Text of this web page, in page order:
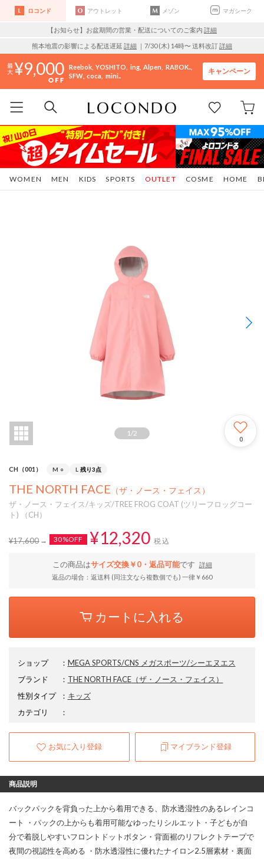
ロコンド アウトレット メゾン マガシーク
【お知らせ】お盆期間の営業・配送についてのご案内 詳細
熊本地震の影響による配送遅延 詳細 ｜7/30 (木) 14時〜 送料改訂詳細
9,000 Reebok YOSHITO ing Alpen
RABOK..
SFW coca mini..
キャンペーン
WOMEN MEN KIDS SPORTS COSME HOME
OUTLET
1 /2
0
CH（001） M ○ L 残り3点
THE NORTH FACE （ザ・ノース・フェイス）
ザ・ノース・フェイス/キッズ/TREE FROG COAT (ツリーフロッグコー
ト) （CH）
¥17,600 30%OFF ¥12,320 税込
この商品はサイズ交換￥0・返品可能です
詳細
返品の場合：返送料 (同注文なら複数個でも) 一律￥660
カートに入れる
ショップ ： MEGA SPORTS/CNS メガスポーツ/シーエヌエス
ブランド
： THE NORTH FACE（ザ・ノース・フェイス）
性別タイプ
： キッズ
カテゴリ
：
お気に入り登録 マイブランド登録
商品説明
バックパックを背負った上から着用できる、防水透湿性のあるレインコ
ート ・パックの上からも着用可能なゆったりシルエット・子どもが自
分で着脱しやすいフロントドットボタン・背面裾のリフレクトテープで
夜間の視認性を高める ・防水透湿性に優れたナイロン2.5層素材・裏面